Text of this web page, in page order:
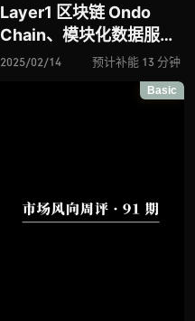
Layer1 区块链 Ondo
Chain、模块化数据服务
商 Covalent 推出 AI
Agent SDK、面向 AI 的
L1 区块链 Kite AI 迎来重
2025/02/14 预计补能 13 分钟
Basic